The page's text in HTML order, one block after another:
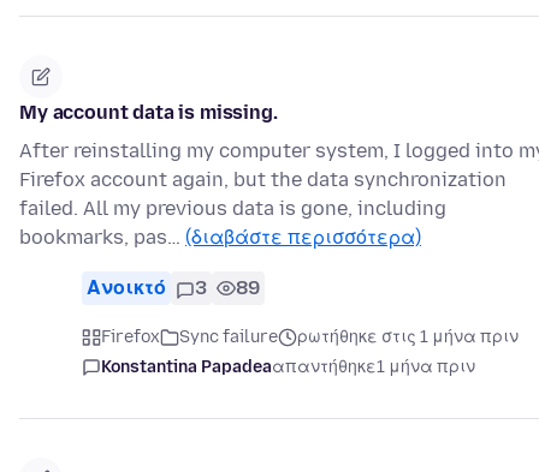
My account data is missing.
After reinstalling my computer system, I logged into
Firefox account again, but the data synchronization
failed. All my previous data is gone, including
bookmarks, pas… (διαβάστε περισσότερα)
Ανοικτό 3 89
Firefox Sync failure
ρωτήθηκε στις 1 μήνα πριν
Konstantina Papadeaαπαντήθηκε1 μήνα πριν